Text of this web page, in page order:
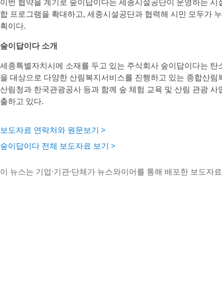
합 프로그램을 확대하고, 세종시설공단과 협력해 시민 모두가
획이다.
숲이답이다 소개
세종특별자치시에 소재를 두고 있는 주식회사 숲이답이다는
을 대상으로 다양한 산림복지서비스를 진행하고 있는 종합산
산림청과 한국관광공사 등과 함께 숲 체험 교육 및 산림 관광
출하고 있다.
보도자료 연락처와 원문보기 >
숲이답이다 전체 보도자료 보기 >
이 뉴스는 기업·기관·단체가 뉴스와이어를 통해 배포한 보도자